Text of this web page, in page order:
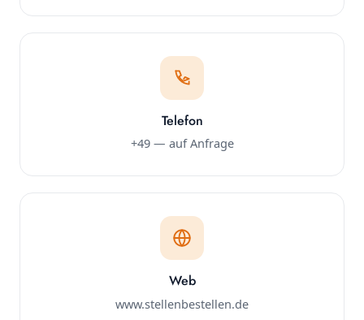
Telefon
+49 — auf Anfrage
Web
www.stellenbestellen.de